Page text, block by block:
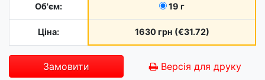
Об'єм: 19 г
Ціна: 1630 грн (€31.72)
Замовити Версія для друку